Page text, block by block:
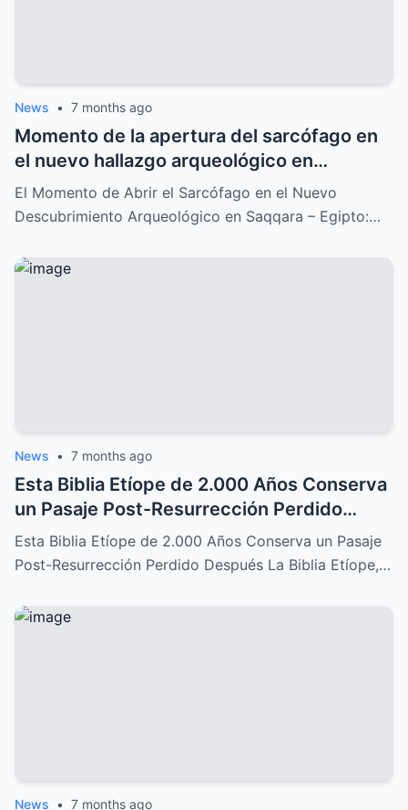
News • 7 months ago
Momento de la apertura del sarcófago en
el nuevo hallazgo arqueológico en
Saqqara: Un descubrimiento
impresionante que lo cambia todo
El Momento de Abrir el Sarcófago en el Nuevo
Descubrimiento Arqueológico en Saqqara – Egipto:…
News • 7 months ago
Esta Biblia Etíope de 2.000 Años Conserva
un Pasaje Post-Resurrección Perdido
Después: Un Descubrimiento Increíble
Esta Biblia Etíope de 2.000 Años Conserva un Pasaje
Post-Resurrección Perdido Después La Biblia Etíope,…
News • 7 months ago